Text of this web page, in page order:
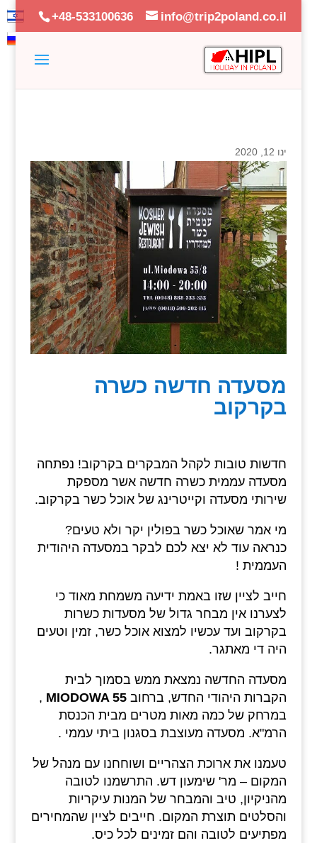
+48-533100636 info@trip2poland.co.il
ינו 12, 2020
מסעדה חדשה כשרה
בקרקוב
חדשות טובות לקהל המבקרים בקרקוב! נפתחה
מסעדה עממית כשרה חדשה אשר מספקת
שירותי מסעדה וקייטרינג של אוכל כשר בקרקוב.
מי אמר שאוכל כשר בפולין יקר ולא טעים?
כנראה עוד לא יצא לכם לבקר במסעדה היהודית
העממית !
חייב לציין שזו באמת ידיעה משמחת מאוד כי
לצערנו אין מבחר גדול של מסעדות כשרות
בקרקוב ועד עכשיו למצוא אוכל כשר, זמין וטעים
היה די מאתגר.
מסעדה החדשה נמצאת ממש בסמוך לבית
הקברות היהודי החדש, ברחובMIODOWA 55
,
במרחק של כמה מאות מטרים מבית הכנסת
הרמ"א. מסעדה מעוצבת בסגנון ביתי עממי .
טעמנו את ארוכת הצהריים ושוחחנו עם מנהל של
המקום – מר' שימעון דש. התרשמנו לטובה
מהניקיון, טיב והמבחר של המנות עיקריות
והסלטים תוצרת המקום. חייבים לציין שהמחירים
מפתיעים לטובה והם זמינים לכל כיס.